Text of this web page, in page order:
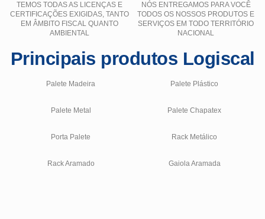
TEMOS TODAS AS LICENÇAS E
CERTIFICAÇÕES EXIGIDAS, TANTO
EM ÂMBITO FISCAL QUANTO
AMBIENTAL
NÓS ENTREGAMOS PARA VOCÊ
TODOS OS NOSSOS PRODUTOS E
SERVIÇOS EM TODO TERRITÓRIO
NACIONAL
Principais produtos Logiscal
Palete Madeira Palete Plástico
Palete Metal Palete Chapatex
Porta Palete Rack Metálico
Rack Aramado Gaiola Aramada